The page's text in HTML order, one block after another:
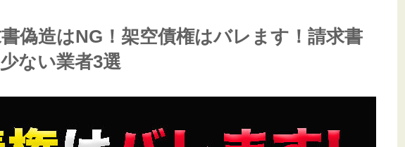
偽造はNG！架空債権はバレます！請求書
ない業者3選